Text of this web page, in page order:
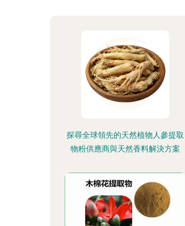
探尋全球領先的天然植物人參提取
物粉供應商與天然香料解決方案